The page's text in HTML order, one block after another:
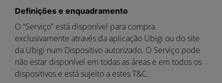
Definições e enquadramento
O “Serviço” está disponível para compra
exclusivamente através da aplicação Ubigi ou do site
da Ubigi num Dispositivo autorizado. O Serviço pode
não estar disponível em todas as áreas e em todos os
dispositivos e está sujeito a estes T&C.